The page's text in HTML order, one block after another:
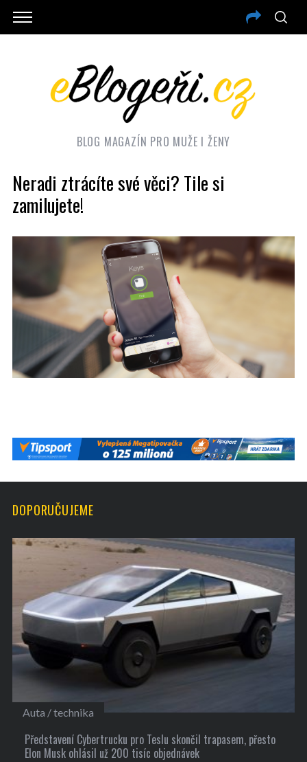
BLOG MAGAZÍN PRO MUŽE I ŽENY
Neradi ztrácíte své věci? Tile si
zamilujete!
DOPORUČUJEME
Cybertrucku pro Teslu skončil trapasem, přesto
ohlásil už 200 tisíc objednávek
Kultura
10